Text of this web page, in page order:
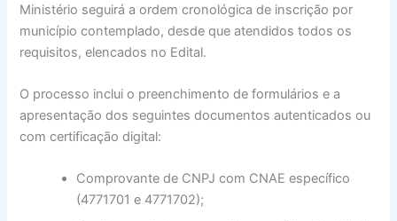
Ministério seguirá a ordem cronológica de inscrição por
município contemplado, desde que atendidos todos os
requisitos, elencados no Edital.
O processo inclui o preenchimento de formulários e a
apresentação dos seguintes documentos autenticados ou
com certificação digital:
Comprovante de CNPJ com CNAE específico
(4771701 e 4771702);